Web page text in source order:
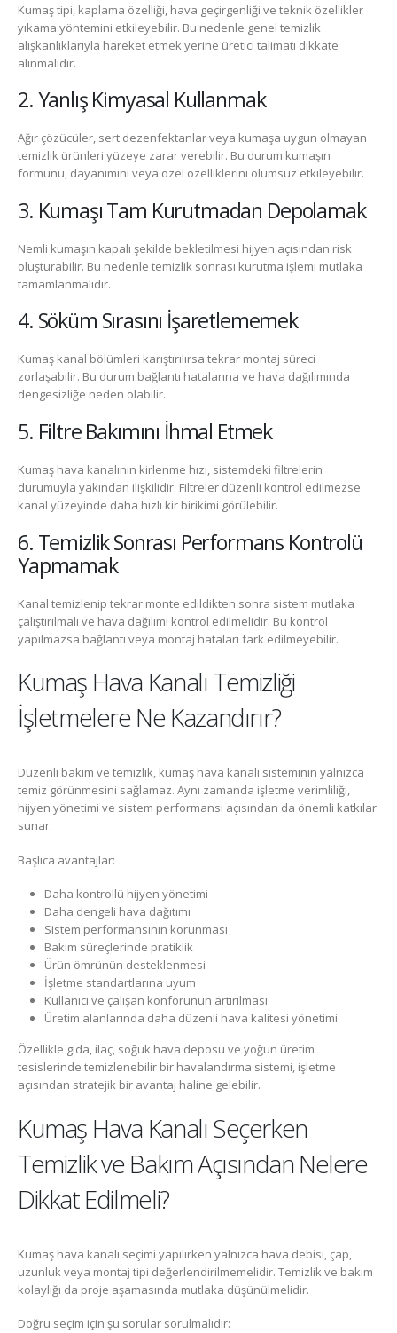
Kumaş tipi, kaplama özelliği, hava geçirgenliği ve teknik özellikler
yıkama yöntemini etkileyebilir. Bu nedenle genel temizlik
alışkanlıklarıyla hareket etmek yerine üretici talimatı dikkate
alınmalıdır.
2. Yanlış Kimyasal Kullanmak
Ağır çözücüler, sert dezenfektanlar veya kumaşa uygun olmayan
temizlik ürünleri yüzeye zarar verebilir. Bu durum kumaşın
formunu, dayanımını veya özel özelliklerini olumsuz etkileyebilir.
3. Kumaşı Tam Kurutmadan Depolamak
Nemli kumaşın kapalı şekilde bekletilmesi hijyen açısından risk
oluşturabilir. Bu nedenle temizlik sonrası kurutma işlemi mutlaka
tamamlanmalıdır.
4. Söküm Sırasını İşaretlememek
Kumaş kanal bölümleri karıştırılırsa tekrar montaj süreci
zorlaşabilir. Bu durum bağlantı hatalarına ve hava dağılımında
dengesizliğe neden olabilir.
5. Filtre Bakımını İhmal Etmek
Kumaş hava kanalının kirlenme hızı, sistemdeki filtrelerin
durumuyla yakından ilişkilidir. Filtreler düzenli kontrol edilmezse
kanal yüzeyinde daha hızlı kir birikimi görülebilir.
6. Temizlik Sonrası Performans Kontrolü
Yapmamak
Kanal temizlenip tekrar monte edildikten sonra sistem mutlaka
çalıştırılmalı ve hava dağılımı kontrol edilmelidir. Bu kontrol
yapılmazsa bağlantı veya montaj hataları fark edilmeyebilir.
Kumaş Hava Kanalı Temizliği
İşletmelere Ne Kazandırır?
Düzenli bakım ve temizlik, kumaş hava kanalı sisteminin yalnızca
temiz görünmesini sağlamaz. Aynı zamanda işletme verimliliği,
hijyen yönetimi ve sistem performansı açısından da önemli katkılar
sunar.
Başlıca avantajlar:
Daha kontrollü hijyen yönetimi
Daha dengeli hava dağıtımı
Sistem performansının korunması
Bakım süreçlerinde pratiklik
Ürün ömrünün desteklenmesi
İşletme standartlarına uyum
Kullanıcı ve çalışan konforunun artırılması
Üretim alanlarında daha düzenli hava kalitesi yönetimi
Özellikle gıda, ilaç, soğuk hava deposu ve yoğun üretim
tesislerinde temizlenebilir bir havalandırma sistemi, işletme
açısından stratejik bir avantaj haline gelebilir.
Kumaş Hava Kanalı Seçerken
Temizlik ve Bakım Açısından Nelere
Dikkat Edilmeli?
Kumaş hava kanalı seçimi yapılırken yalnızca hava debisi, çap,
uzunluk veya montaj tipi değerlendirilmemelidir. Temizlik ve bakım
kolaylığı da proje aşamasında mutlaka düşünülmelidir.
Doğru seçim için şu sorular sorulmalıdır: